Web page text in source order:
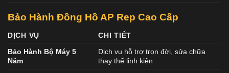
Bảo Hành Đồng Hồ AP Rep Cao Cấp
DỊCH VỤ
CHI TIẾT
Bảo Hành Bộ Máy 5
Năm
Dịch vụ hỗ trợ trọn đời, sửa chữa
thay thế linh kiện